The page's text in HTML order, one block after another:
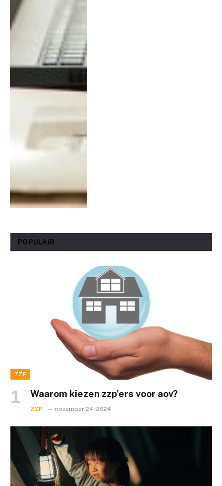
POPULAIR
ZZP
Waarom kiezen zzp’ers voor aov?
ZZP november 24, 2024